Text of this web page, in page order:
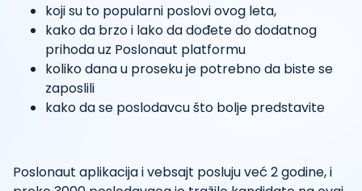
koji su to popularni poslovi ovog leta,
kako da brzo i lako da dođete do dodatnog
prihoda uz Poslonaut platformu
koliko dana u proseku je potrebno da biste se
zaposlili
kako da se poslodavcu što bolje predstavite
Poslonaut aplikacija i vebsajt posluju već 2 godine, i